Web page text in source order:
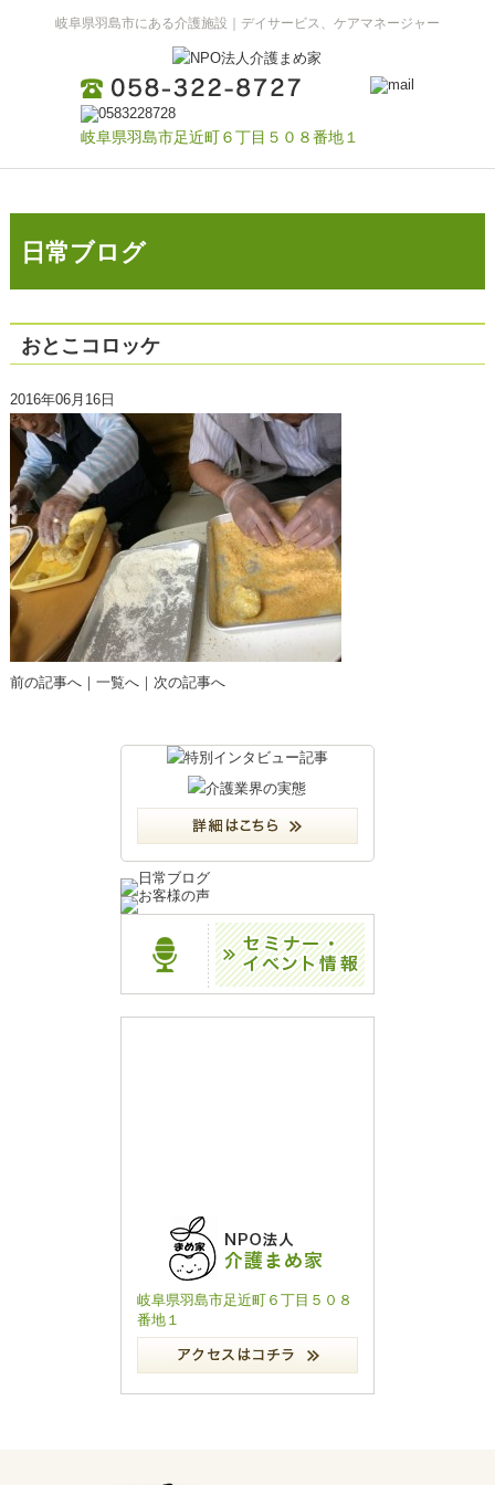
岐阜県羽島市にある介護施設｜デイサービス、ケアマネージャー
岐阜県羽島市足近町６丁目５０８番地１
日常ブログ
おとこコロッケ
2016年06月16日
前の記事へ｜ 一覧へ｜ 次の記事へ
岐阜県羽島市足近町６丁目５０８
番地１